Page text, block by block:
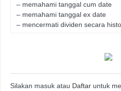
– memahami tanggal cum date
– memahami tanggal ex date
– mencermati dividen secara
Silakan masuk atau Daftar untuk